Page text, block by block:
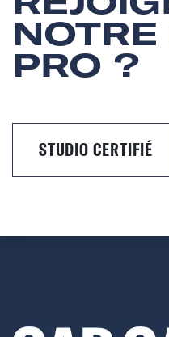
PRO ?
STUDIO CERTIFIÉ